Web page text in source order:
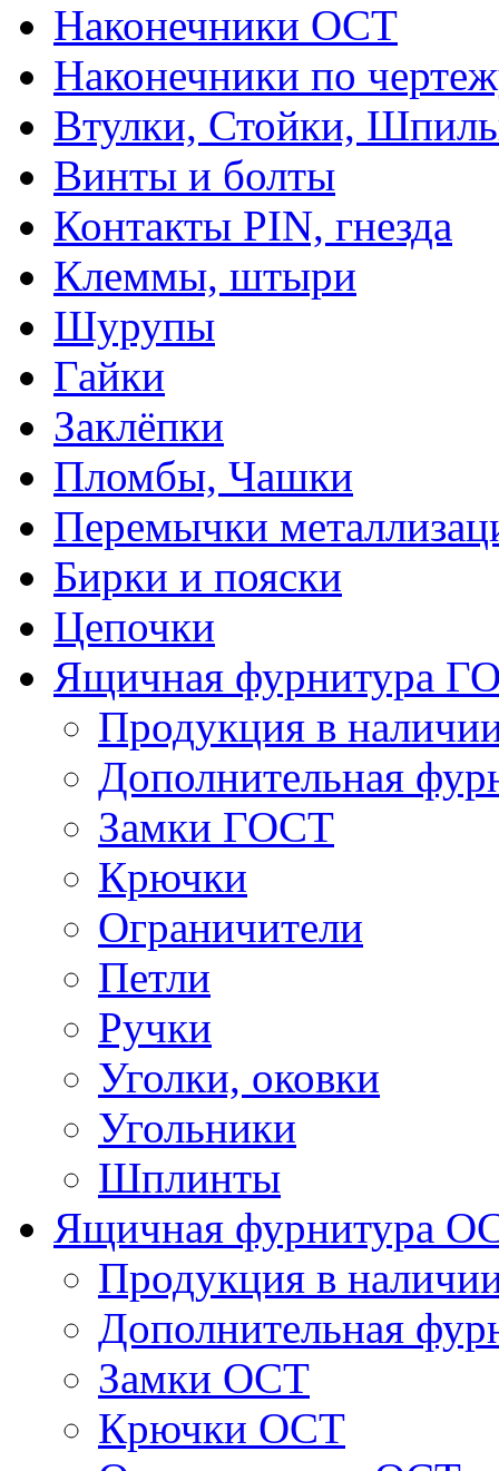
Наконечники ОСТ
Наконечники по
Втулки, Стойки,
Винты и болты
Контакты PIN, гнезда
Клеммы, штыри
Шурупы
Гайки
Заклёпки
Пломбы, Чашки
Перемычки
Бирки и пояски
Цепочки
Ящичная фурнитура
Продукция в
Дополнительная
Замки ГОСТ
Крючки
Ограничители
Петли
Ручки
Уголки, оковки
Угольники
Шплинты
Ящичная фурнитура
Продукция в
Дополнительная
Замки ОСТ
Крючки ОСТ